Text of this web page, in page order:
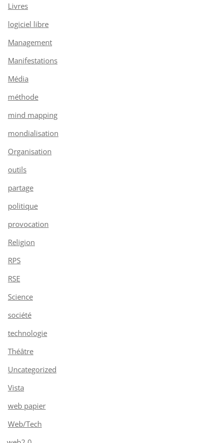
Livres
logiciel libre
Management
Manifestations
Média
méthode
mind mapping
mondialisation
Organisation
outils
partage
politique
provocation
Religion
RPS
RSE
Science
société
technologie
Théâtre
Uncategorized
Vista
web papier
Web/Tech